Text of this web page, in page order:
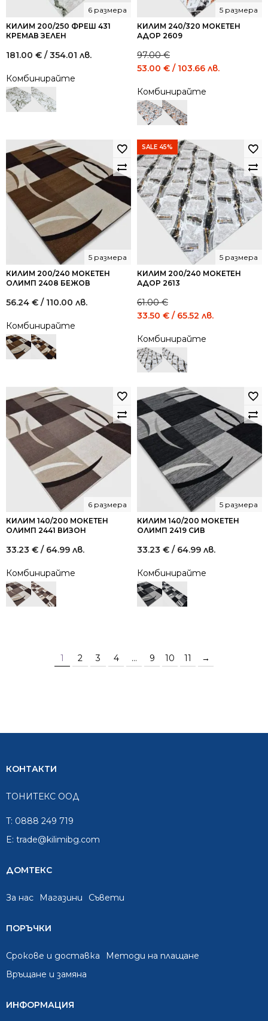
КИЛИМ 200/250 ФРЕШ 431
КРЕМАВ ЗЕЛЕН
6 размера
181.00 € / 354.01 лв.
Комбинирайте
КИЛИМ 240/320 МОКЕТЕН
АДОР 2609
5 размера
97.00€
Original
was:
97.00 €
/
лв..
53.00 € / 103.66 лв.
Комбинирайте
КИЛИМ 200/240 МОКЕТЕН
ОЛИМП 2408 БЕЖОВ
5 размера
56.24 € / 110.00 лв.
Комбинирайте
SALE 45%
КИЛИМ 200/240 МОКЕТЕН
АДОР 2613
5 размера
61.00€
Original
was:
61.00 €
/
лв..
33.50 € / 65.52 лв.
лв..
Комбинирайте
КИЛИМ 140/200 МОКЕТЕН
ОЛИМП 2441 ВИЗОН
6 размера
33.23 € / 64.99 лв.
Комбинирайте
КИЛИМ 140/200 МОКЕТЕН
ОЛИМП 2419 СИВ
5 размера
33.23 € / 64.99 лв.
Комбинирайте
1 2 3 4 … 9 10 11 →
КОНТАКТИ
ТОНИТЕКС ООД
T: 0888 249 719
E: trade@kilimibg.com
ДОМТЕКС
За нас Mагазини Съвети
ПОРЪЧКИ
Срокове и доставка
Методи на плащане
Връщане и замяна
ИНФОРМАЦИЯ